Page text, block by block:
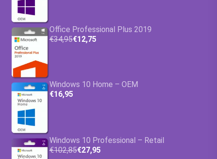
Office Professional Plus 2019
€34,95€12,75
Windows 10 Home – OEM
€16,95
Windows 10 Professional – Retail
€102,85€27,95